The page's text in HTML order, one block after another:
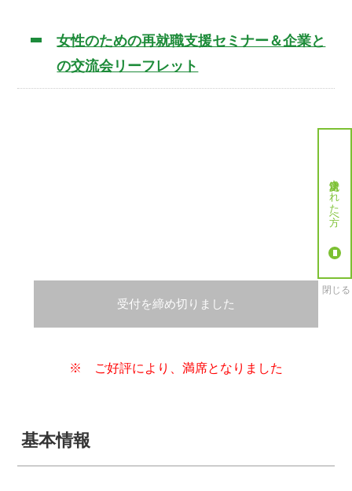
女性のための再就職支援セミナー＆企業と
の交流会リーフレット
受付を締め切りました
※ ご好評により、満席となりました
基本情報
就労決定された方へ
閉じる